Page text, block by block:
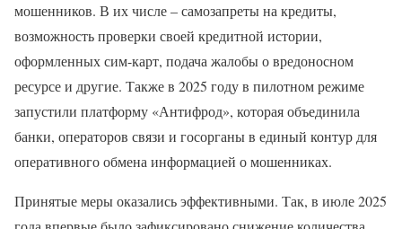
мошенников. В их числе – самозапреты на кредиты,
возможность проверки своей кредитной истории,
оформленных сим-карт, подача жалобы о вредоносном
ресурсе и другие. Также в 2025 году в пилотном режиме
запустили платформу «Антифрод», которая объединила
банки, операторов связи и госорганы в единый контур для
оперативного обмена информацией о мошенниках.
Принятые меры оказались эффективными. Так, в июле 2025